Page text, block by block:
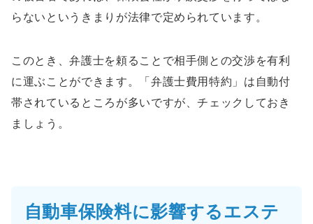
らないというきまりが法律で定められています。
このとき、弁護士を頼ることで相手側との交渉を有利
に運ぶことができます。「弁護士費用特約」は自動付
帯されているところが多いですが、チェックしておき
ましょう。
自動車保険料に影響するエステ